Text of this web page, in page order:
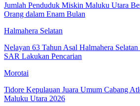
Jumlah Penduduk Miskin Maluku Utara
Orang dalam Enam Bulan
Halmahera Selatan
Nelayan 63 Tahun Asal Halmahera
SAR Lakukan Pencarian
Morotai
Tidore Kepulauan Juara Umum Cabang
Maluku Utara 2026